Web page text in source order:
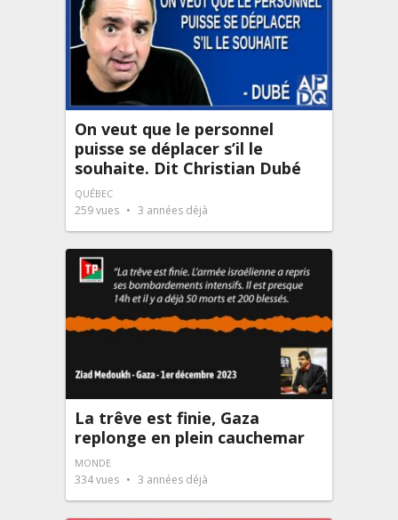
On veut que le personnel
puisse se déplacer s’il le
souhaite. Dit Christian Dubé
QUÉBEC
259vues 3 années déjà
La trêve est finie, Gaza
replonge en plein cauchemar
MONDE
334vues 3 années déjà